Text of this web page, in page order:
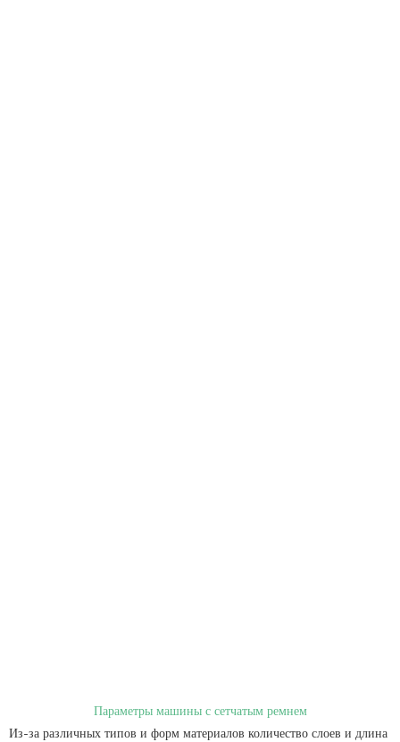
Параметры машины с сетчатым ремнем
Из-за различных типов и форм материалов количество слоев и длина